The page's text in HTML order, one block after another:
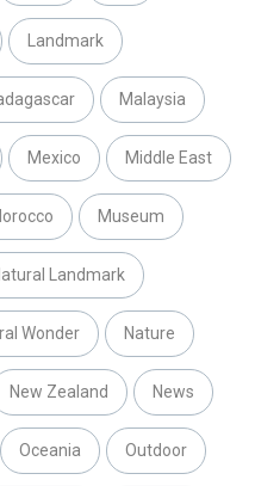
Landmark
Malaysia
Mexico Middle East
Museum
Landmark
Wonder Nature
New Zealand News
Oceania Outdoor